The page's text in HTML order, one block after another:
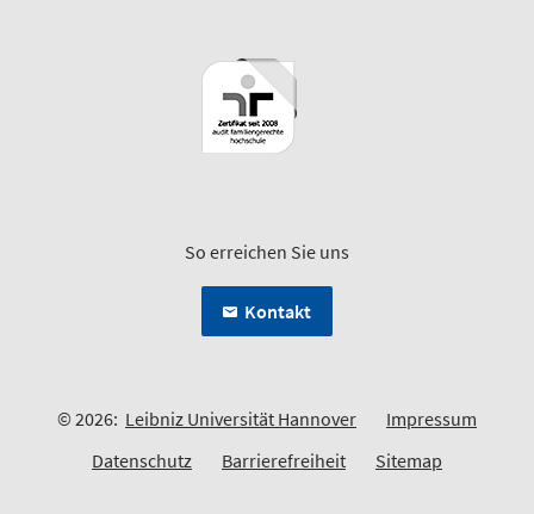
So erreichen Sie uns
Kontakt
© 2026: Leibniz Universität Hannover
Impressum
Datenschutz
Barrierefreiheit Sitemap